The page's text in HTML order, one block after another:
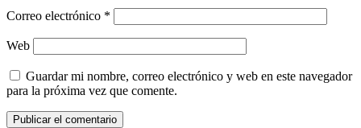
Correo electrónico *
Web
Guardar mi nombre, correo electrónico y web en este navegador
para la próxima vez que comente.